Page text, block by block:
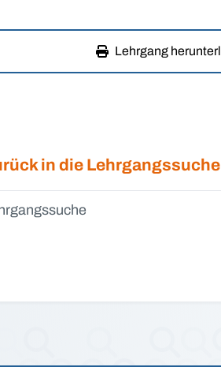
Lehrgang
in die